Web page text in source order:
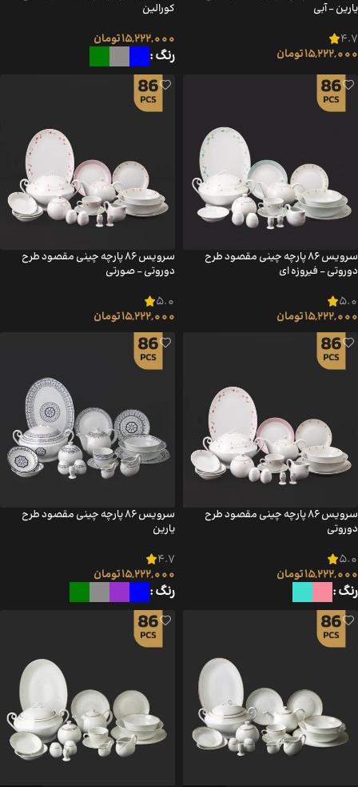
یارین – آبی
4.7
15,222,000تومان
کورالین
15,222,000تومان
رنگ
سرویس ۸۶ پارچه چینی مقصود طرح
دوروتی – فیروزه ای
5.0
15,222,000تومان
سرویس ۸۶ پارچه چینی مقصود طرح
دوروتی – صورتی
5.0
15,222,000تومان
سرویس ۸۶ پارچه چینی مقصود طرح
دوروتی
5.0
15,222,000تومان
رنگ
سرویس ۸۶ پارچه چینی مقصود طرح
یارین
4.7
15,222,000تومان
رنگ